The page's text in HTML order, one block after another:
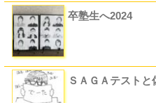
卒塾生へ2024
ＳＡＧＡテスト